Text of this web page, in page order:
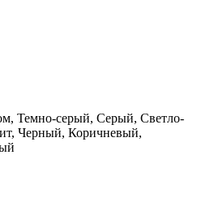
Темно-серый, Серый, Светло-
Черный, Коричневый,